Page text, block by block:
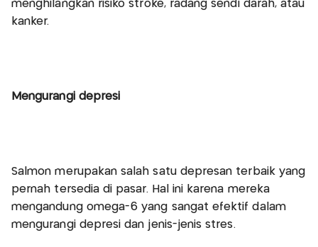
menghilangkan risiko stroke, radang sendi darah, atau
kanker.
Mengurangi depresi
Salmon merupakan salah satu depresan terbaik yang
pernah tersedia di pasar. Hal ini karena mereka
mengandung omega-6 yang sangat efektif dalam
mengurangi depresi dan jenis-jenis stres.